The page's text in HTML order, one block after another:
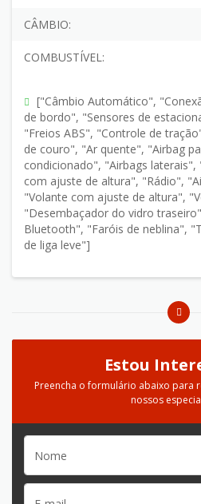
CÂMBIO:
COMBUSTÍVEL:
["Câmbio Automático",
de bordo", "Sensores de
"Freios ABS", "Controle de
de couro", "Ar quente", "Airbag
condicionado", "Airbags
com ajuste de altura", "Rádio",
"Volante com ajuste de altura",
"Desembaçador do vidro
Bluetooth", "Faróis de neblina",
de liga leve"]
Estou
Preencha o formulário abaixo para
nossos